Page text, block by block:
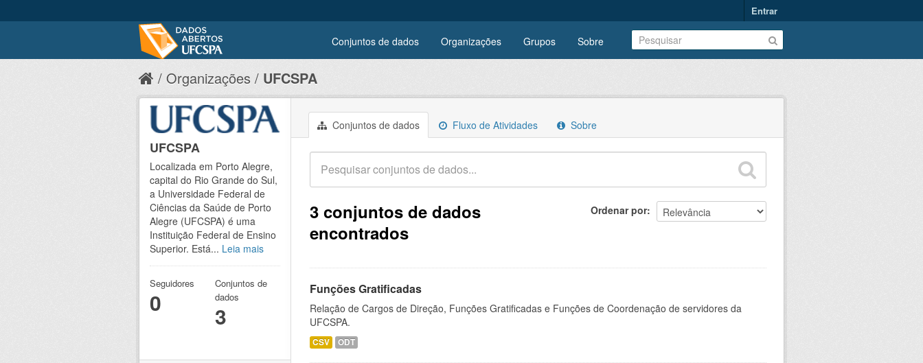
Entrar
Conjuntos de dados Organizações Grupos Sobre
Organizações UFCSPA
Conjuntos de dados Fluxo de Atividades Sobre
Ordenar por
3 conjuntos de dados
encontrados
Funções Gratificadas
Relação de Cargos de Direção, Funções Gratificadas e Funções de Coordenação de servidores da
UFCSPA.
CSV ODT
UFCSPA
Localizada em Porto Alegre,
capital do Rio Grande do Sul,
a Universidade Federal de
Ciências da Saúde de Porto
Alegre (UFCSPA) é uma
Instituição Federal de Ensino
Superior. Está... Leia mais
Seguidores
0
Conjuntos de
dados
3